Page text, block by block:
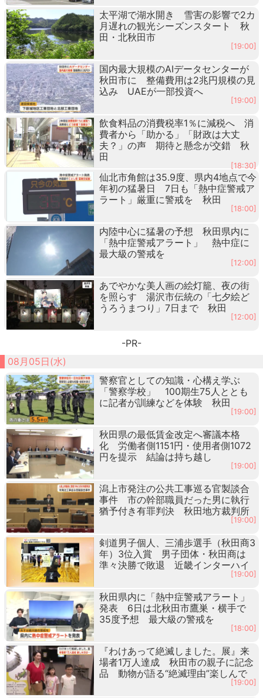
太平湖で湖水開き 雪害の影響で2カ
月遅れの観光シーズンスタート 秋
田・北秋田市
[19:00]
国内最大規模のAIデータセンターが
秋田市に 整備費用は2兆円規模の見
込み UAEが一部投資へ
[19:00]
飲食料品の消費税率1％に減税へ 消
費者から「助かる」「財政は大丈
夫？」の声 期待と懸念が交錯 秋
田
[18:30]
仙北市角館は35.9度、県内4地点で今
年初の猛暑日 7日も「熱中症警戒ア
ラート」厳重に警戒を 秋田
[18:00]
内陸中心に猛暑の予想 秋田県内に
「熱中症警戒アラート」 熱中症に
最大級の警戒を
[12:00]
あでやかな美人画の絵灯籠、夜の街
を照らす 湯沢市伝統の「七夕絵ど
うろうまつり」7日まで 秋田
[12:00]
-PR-
08月05日(水)
警察官としての知識・心構え学ぶ
「警察学校」 100期生75人ととも
に記者が訓練などを体験 秋田
[19:00]
秋田県の最低賃金改定へ審議本格
化 労働者側1151円・使用者側1072
円を提示 結論は持ち越し
[19:00]
潟上市発注の公共工事巡る官製談合
事件 市の幹部職員だった男に執行
猶予付き有罪判決 秋田地方裁判所
[19:00]
剣道男子個人、三浦歩選手（秋田商3
年）3位入賞 男子団体・秋田商は
準々決勝で敗退 近畿インターハイ
[19:00]
秋田県内に「熱中症警戒アラート」
発表 6日は北秋田市鷹巣・横手で
35度予想 最大級の警戒を
[18:00]
『わけあって絶滅しました。展』来
場者1万人達成 秋田市の親子に記念
品 動物が語る“絶滅理由”楽しんで
[19:00]